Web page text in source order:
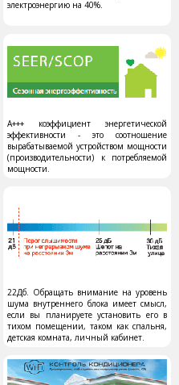
электроэнергию на 40%.
A+++ коэффициент энергетической
эффективности - это соотношение
вырабатываемой устройством мощности
(производительности) к потребляемой
мощности.
22Дб. Обращать внимание на уровень
шума внутреннего блока имеет смысл,
если вы планируете установить его в
тихом помещении, таком как спальня,
детская комната, личный кабинет.